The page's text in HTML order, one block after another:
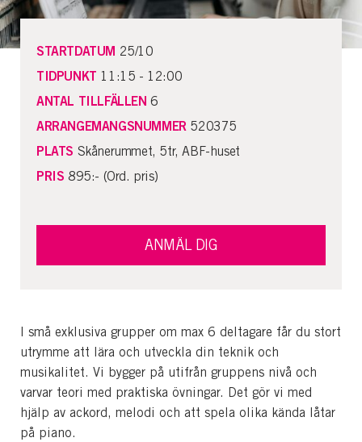
I små exklusiva grupper om max 6 deltagare får du stort
utrymme att lära och utveckla din teknik och
musikalitet. Vi bygger på utifrån gruppens nivå och
varvar teori med praktiska övningar. Det gör vi med
hjälp av ackord, melodi och att spela olika kända låtar
på piano.
STARTDATUM 25/10
TIDPUNKT 11:15 - 12:00
ANTAL TILLFÄLLEN 6
ARRANGEMANGSNUMMER520375
PLATS Skånerummet, 5tr, ABF-huset
PRIS 895:- (Ord. pris)
ANMÄL DIG